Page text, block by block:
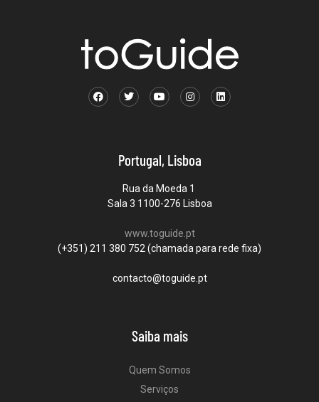
Portugal, Lisboa
Rua da Moeda 1
Sala 3 1100-276 Lisboa
www.toguide.pt
(+351) 211 380 752 (chamada para rede fixa)
contacto@toguide.pt
Saiba mais
Quem Somos
Serviços